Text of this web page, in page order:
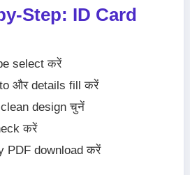
Step: ID Card
select करें
और details fill करें
design चुनें
करें
PDF download करें